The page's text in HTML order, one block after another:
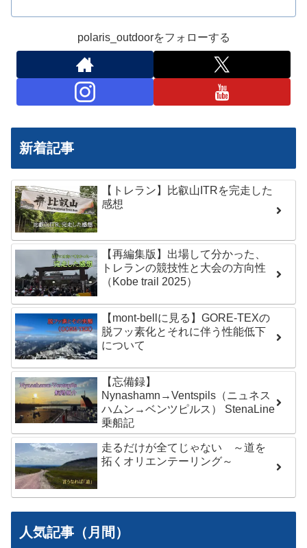
polaris_outdoorをフォローする
新着記事
【トレラン】比叡山ITRを完走した
感想
【再編集版】出場して分かった、
トレランの競技性と大会の方向性
（Kobe trail 2025）
【mont-bellに見る】GORE-TEXの
脱フッ素化とそれに伴う性能低下
について
【忘備録】
Nynashamn→Ventspils（ニュネス
ハムン→ベンツピルス） StenaLine
乗船記
走るだけが全てじゃない ～道を
拓くオリエンテーリング～
人気記事（月間）